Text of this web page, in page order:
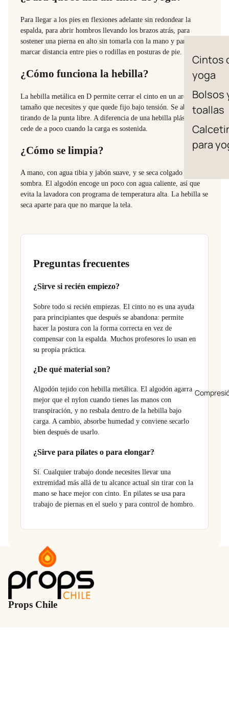
Cintos
yoga
Bolsos
toallas
para
Para llegar a los pies en flexiones adelante sin redondear la
espalda, para abrir hombros llevando los brazos atrás, para
sostener una pierna en alto sin tomarla con la mano y para
marcar distancia entre pies o rodillas en posturas de pie.
¿Cómo funciona la hebilla?
La hebilla metálica en D permite cerrar el cinto en un aro del
tamaño que necesites y que quede fijo bajo tensión. Se abre
tirando de la punta libre. A diferencia de una hebilla plástica, no
cede de a poco cuando la carga es sostenida.
¿Cómo se limpia?
A mano, con agua tibia y jabón suave, y se seca colgado a la
sombra. El algodón encoge un poco con agua caliente, así que
evita la lavadora con programa de temperatura alta. La hebilla se
seca aparte para que no marque la tela.
Preguntas frecuentes
¿Sirve si recién empiezo?
Sobre todo si recién empiezas. El cinto no es una ayuda
para principiantes que después se abandona: permite
hacer la postura con la forma correcta en vez de
compensar con la espalda. Muchos profesores lo usan en
su propia práctica.
¿De qué material son?
Algodón tejido con hebilla metálica. El algodón agarra
mejor que el nylon cuando tienes las manos con
transpiración, y no resbala dentro de la hebilla bajo
carga. A cambio, absorbe humedad y conviene secarlo
bien después de usarlo.
¿Sirve para pilates o para elongar?
Sí. Cualquier trabajo donde necesites llevar una
extremidad más allá de tu alcance actual sin tirar con la
mano se hace mejor con cinto. En pilates se usa para
trabajo de piernas en el suelo y para control de hombro.
Props Chile